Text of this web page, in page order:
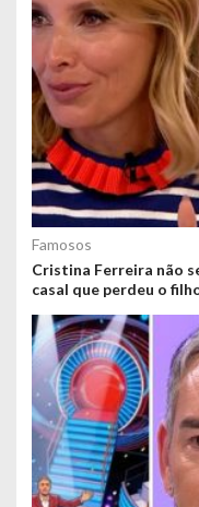
Famosos
Cristina Ferreira não
casal que perdeu o